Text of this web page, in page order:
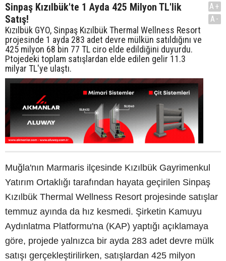
Sinpaş Kızılbük'te 1 Ayda 425 Milyon TL'lik
Satış!
Kızılbük GYO, Sinpaş Kızılbük Thermal Wellness Resort
projesinde 1 ayda 283 adet devre mülkün satıldığını ve
425 milyon 68 bin 77 TL ciro elde edildiğini duyurdu.
Ptojedeki toplam satışlardan elde edilen gelir 11.3
milyar TL'ye ulaştı.
A+
A-
Muğla'nın Marmaris ilçesinde Kızılbük Gayrimenkul
Yatırım Ortaklığı tarafından hayata geçirilen Sinpaş
Kızılbük Thermal Wellness Resort projesinde satışlar
temmuz ayında da hız kesmedi. Şirketin Kamuyu
Aydınlatma Platformu'na (KAP) yaptığı açıklamaya
göre, projede yalnızca bir ayda 283 adet devre mülk
satışı gerçekleştirilirken, satışlardan 425 milyon